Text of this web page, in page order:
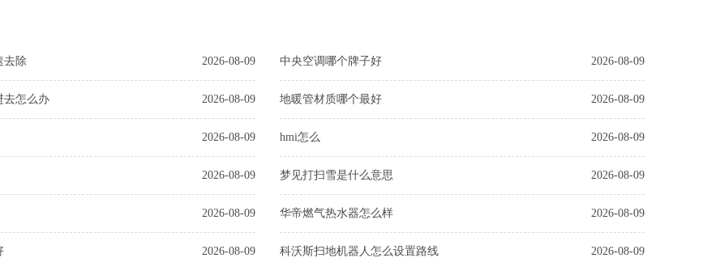
去除 2026-08-09
去怎么办 2026-08-09
2026-08-09
2026-08-09
2026-08-09
2026-08-09
中央空调哪个牌子好 2026-08-09
地暖管材质哪个最好 2026-08-09
hmi怎么 2026-08-09
梦见打扫雪是什么意思 2026-08-09
华帝燃气热水器怎么样 2026-08-09
科沃斯扫地机器人怎么设置路线 2026-08-09